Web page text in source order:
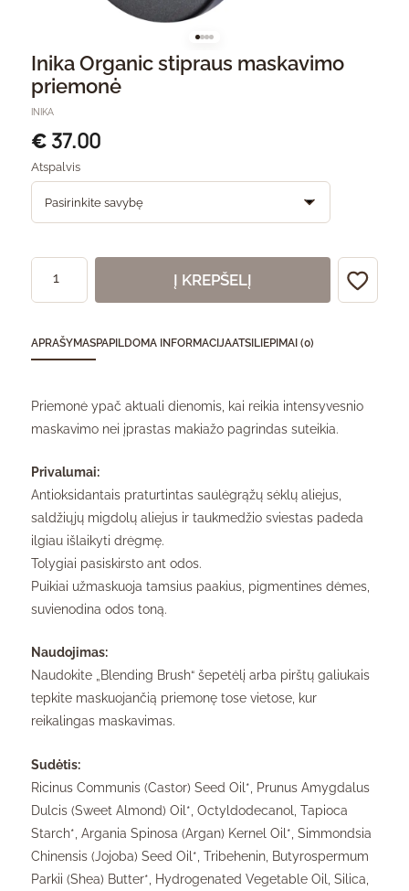
Inika Organic stipraus maskavimo
priemonė
INIKA
€ 37.00
Atspalvis
Į KREPŠELĮ
APRAŠYMASPAPILDOMA INFORMACIJAATSILIEPIMAI (0)
Priemonė ypač aktuali dienomis, kai reikia intensyvesnio
maskavimo nei įprastas makiažo pagrindas suteikia.
Privalumai:
Antioksidantais praturtintas saulėgrąžų sėklų aliejus,
saldžiųjų migdolų aliejus ir taukmedžio sviestas padeda
ilgiau išlaikyti drėgmę.
Tolygiai pasiskirsto ant odos.
Puikiai užmaskuoja tamsius paakius, pigmentines dėmes,
suvienodina odos toną.
Naudojimas:
Naudokite „Blending Brush“ šepetėlį arba pirštų galiukais
tepkite maskuojančią priemonę tose vietose, kur
reikalingas maskavimas.
Sudėtis:
Ricinus Communis (Castor) Seed Oil*, Prunus Amygdalus
Dulcis (Sweet Almond) Oil*, Octyldodecanol, Tapioca
Starch*, Argania Spinosa (Argan) Kernel Oil*, Simmondsia
Chinensis (Jojoba) Seed Oil*, Tribehenin, Butyrospermum
Parkii (Shea) Butter*, Hydrogenated Vegetable Oil, Silica,